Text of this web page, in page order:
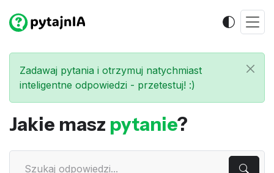
Zadawaj pytania i otrzymuj natychmiast
inteligentne odpowiedzi - przetestuj! :)
Jakie masz pytanie?